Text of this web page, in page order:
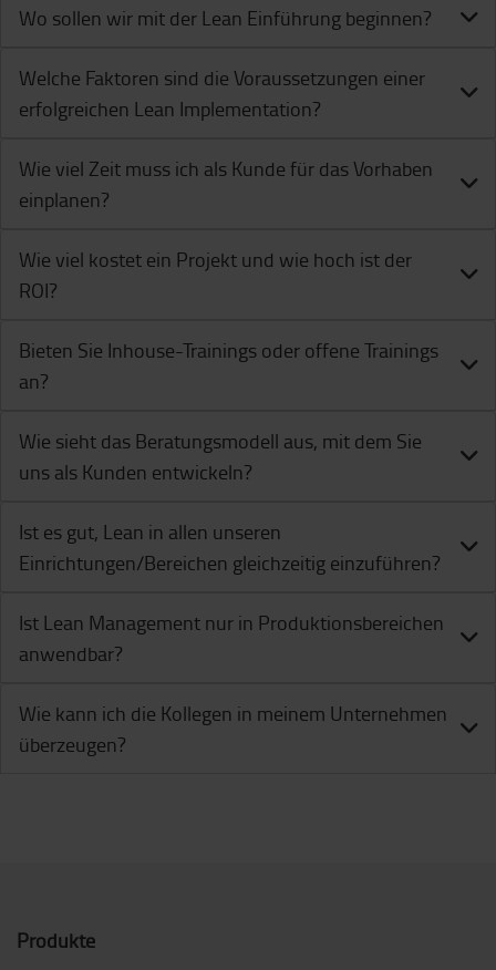
Wo sollen wir mit der Lean Einführung beginnen?
Welche Faktoren sind die Voraussetzungen einer
erfolgreichen Lean Implementation?
Wie viel Zeit muss ich als Kunde für das Vorhaben
einplanen?
Wie viel kostet ein Projekt und wie hoch ist der
ROI?
Bieten Sie Inhouse-Trainings oder offene Trainings
an?
Wie sieht das Beratungsmodell aus, mit dem Sie
uns als Kunden entwickeln?
Ist es gut, Lean in allen unseren
Einrichtungen/Bereichen gleichzeitig einzuführen?
Ist Lean Management nur in Produktionsbereichen
anwendbar?
Wie kann ich die Kollegen in meinem Unternehmen
überzeugen?
Produkte